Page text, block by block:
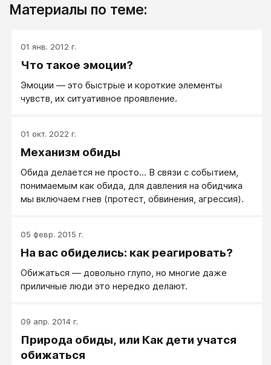
Материалы по теме:
01 янв. 2012 г.
Что такое эмоции?
Эмоции — это быстрые и короткие элементы
чувств, их ситуативное проявление.
01 окт. 2022 г.
Механизм обиды
Обида делается не просто... В связи с событием,
понимаемым как обида, для давления на обидчика
мы включаем гнев (протест, обвинения, агрессия).
05 февр. 2015 г.
На вас обиделись: как реагировать?
Обижаться — довольно глупо, но многие даже
приличные люди это нередко делают.
09 апр. 2014 г.
Природа обиды, или Как дети учатся
обижаться